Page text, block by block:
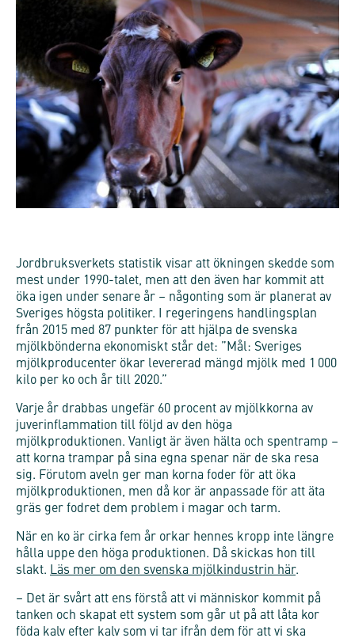
Jordbruksverkets statistik visar att ökningen skedde som
mest under 1990-talet, men att den även har kommit att
öka igen under senare år – någonting som är planerat av
Sveriges högsta politiker. I regeringens handlingsplan
från 2015 med 87 punkter för att hjälpa de svenska
mjölkbönderna ekonomiskt står det: ”Mål: Sveriges
mjölkproducenter ökar levererad mängd mjölk med 1 000
kilo per ko och år till 2020.”
Varje år drabbas ungefär 60 procent av mjölkkorna av
juverinflammation till följd av den höga
mjölkproduktionen. Vanligt är även hälta och spentramp –
att korna trampar på sina egna spenar när de ska resa
sig. Förutom aveln ger man korna foder för att öka
mjölkproduktionen, men då kor är anpassade för att äta
gräs ger fodret dem problem i magar och tarm.
När en ko är cirka fem år orkar hennes kropp inte längre
hålla uppe den höga produktionen. Då skickas hon till
slakt. Läs mer om den svenska mjölkindustrin här.
– Det är svårt att ens förstå att vi människor kommit på
tanken och skapat ett system som går ut på att låta kor
föda kalv efter kalv som vi tar ifrån dem för att vi ska